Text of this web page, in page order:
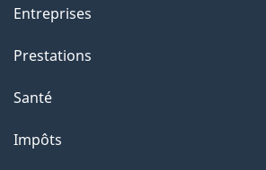
g
e
Entreprises
Prestations
Santé
Impôts